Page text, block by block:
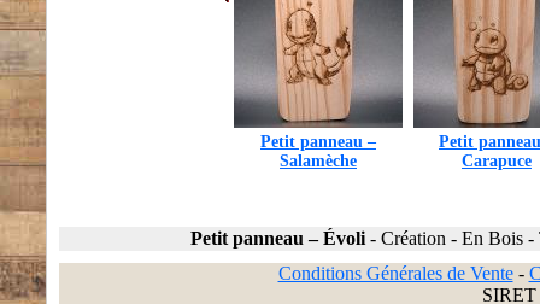
Petit panneau –
Salamèche
Petit
Carapuce
Petit panneau – Évoli - Création - En Bois -
Conditions Générales de Vente-
SIRET